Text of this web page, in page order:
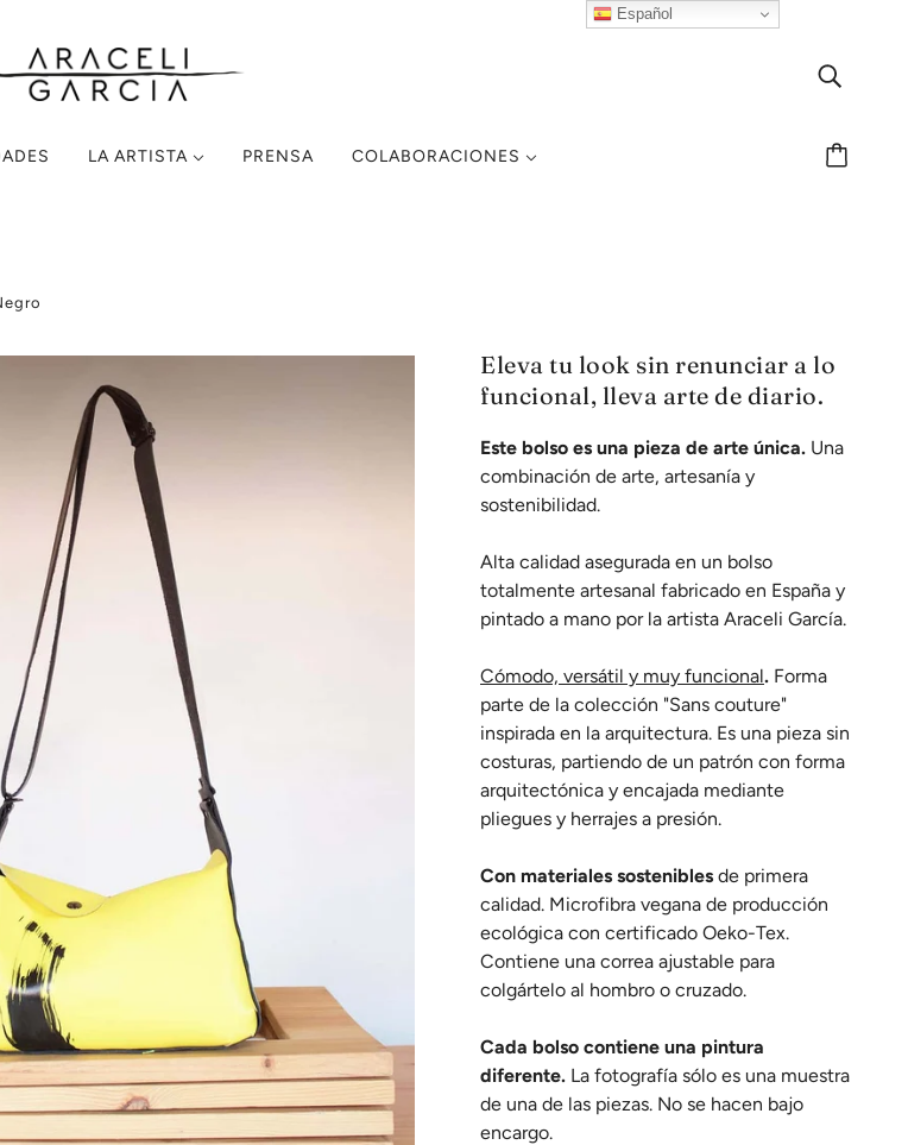
LA ARTISTA PRENSA COLABORACIONES
Eleva tu look sin renunciar a lo
funcional, lleva arte de diario.
Este bolso es una pieza de arte única. Una
combinación de arte, artesanía y
sostenibilidad.
Alta calidad asegurada en un bolso
totalmente artesanal fabricado en España y
pintado a mano por la artista Araceli García.
Cómodo, versátil y muy funcional. Forma
parte de la colección "Sans couture"
inspirada en la arquitectura. Es una pieza sin
costuras, partiendo de un patrón con forma
arquitectónica y encajada mediante
pliegues y herrajes a presión.
Con materiales sostenibles de primera
calidad. Microfibra vegana de producción
ecológica con certificado Oeko-Tex.
Contiene una correa ajustable para
colgártelo al hombro o cruzado.
Cada bolso contiene una pintura
diferente. La fotografía sólo es una muestra
de una de las piezas. No se hacen bajo
encargo.
Español